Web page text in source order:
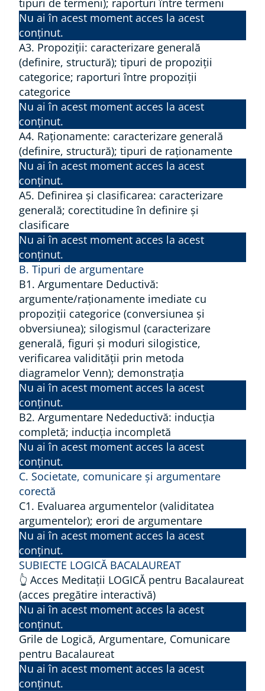
tipuri de termeni); raporturi între termeni
Nu ai în acest moment acces la acest
conținut.
A3. Propoziţii: caracterizare generală
(definire, structură); tipuri de propoziţii
categorice; raporturi între propoziţii
categorice
Nu ai în acest moment acces la acest
conținut.
A4. Raţionamente: caracterizare generală
(definire, structură); tipuri de raţionamente
Nu ai în acest moment acces la acest
conținut.
A5. Definirea şi clasificarea: caracterizare
generală; corectitudine în definire şi
clasificare
Nu ai în acest moment acces la acest
conținut.
B. Tipuri de argumentare
B1. Argumentare Deductivă:
argumente/raţionamente imediate cu
propoziţii categorice (conversiunea şi
obversiunea); silogismul (caracterizare
generală, figuri şi moduri silogistice,
verificarea validităţii prin metoda
diagramelor Venn); demonstraţia
Nu ai în acest moment acces la acest
conținut.
B2. Argumentare Nedeductivă: inducţia
completă; inducţia incompletă
Nu ai în acest moment acces la acest
conținut.
C. Societate, comunicare şi argumentare
corectă
C1. Evaluarea argumentelor (validitatea
argumentelor); erori de argumentare
Nu ai în acest moment acces la acest
conținut.
SUBIECTE LOGICĂ BACALAUREAT
👆 Acces Meditații LOGICĂ pentru Bacalaureat
(acces pregătire interactivă)
Nu ai în acest moment acces la acest
conținut.
Grile de Logică, Argumentare, Comunicare
pentru Bacalaureat
Nu ai în acest moment acces la acest
conținut.